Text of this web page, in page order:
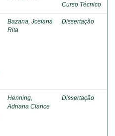
Curso Técnico
Bazana, Josiana
Rita
Dissertação
Henning,
Adriana Clarice
Dissertação